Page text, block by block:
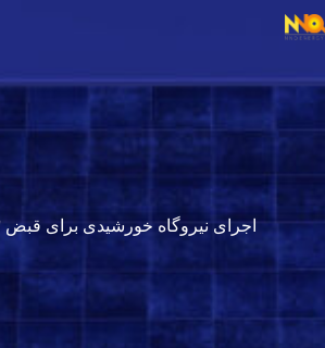
اجرای نیروگاه خورشیدی برای قبض ۳ فاز ۲۵ آمپر